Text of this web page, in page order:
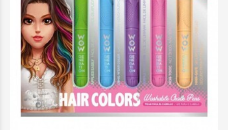
WOW Generation 5 Scented Washable Hair
Colors Chalks - WOW00165
14,99 €